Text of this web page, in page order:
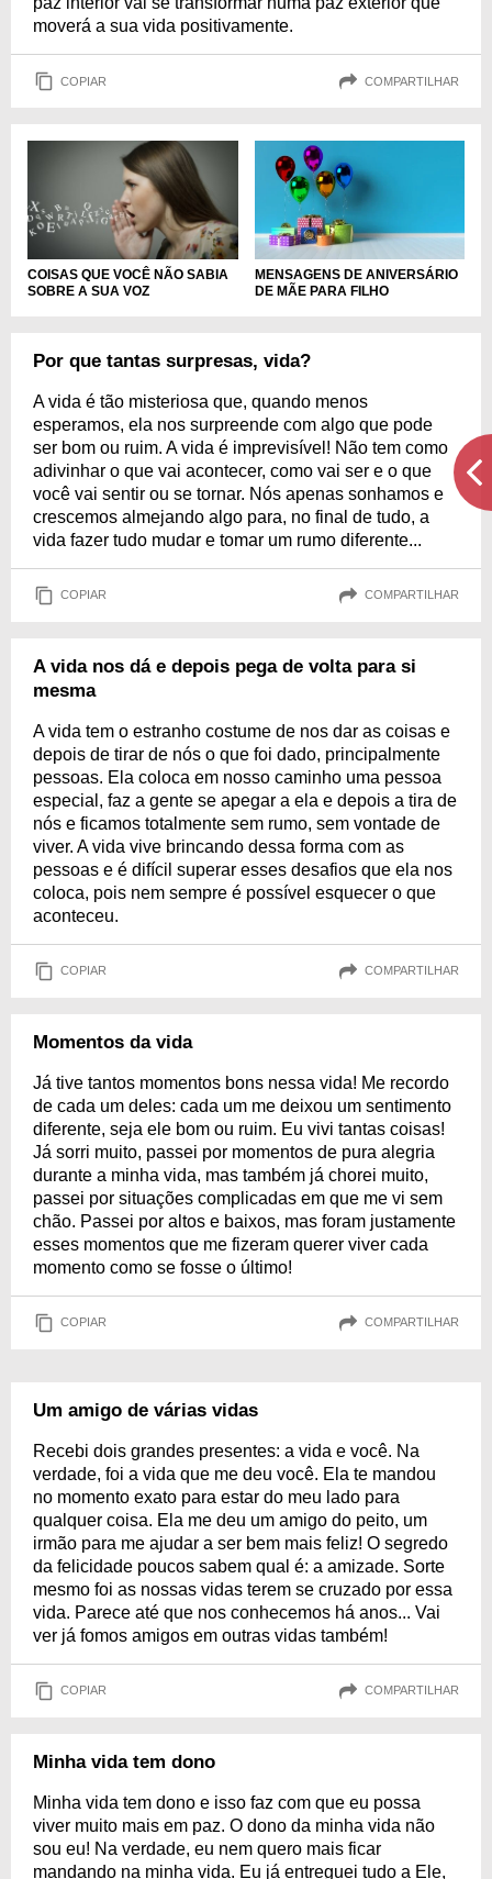
moverá a sua vida positivamente.
COPIAR COMPARTILHAR
COISAS QUE VOCÊ NÃO SABIA
SOBRE A SUA VOZ
MENSAGENS DE ANIVERSÁRIO
DE MÃE PARA FILHO
Por que tantas surpresas, vida?
A vida é tão misteriosa que, quando menos
esperamos, ela nos surpreende com algo que pode
ser bom ou ruim. A vida é imprevisível! Não tem como
adivinhar o que vai acontecer, como vai ser e o que
você vai sentir ou se tornar. Nós apenas sonhamos e
crescemos almejando algo para, no final de tudo, a
vida fazer tudo mudar e tomar um rumo diferente...
COPIAR COMPARTILHAR
A vida nos dá e depois pega de volta para si
mesma
A vida tem o estranho costume de nos dar as coisas e
depois de tirar de nós o que foi dado, principalmente
pessoas. Ela coloca em nosso caminho uma pessoa
especial, faz a gente se apegar a ela e depois a tira de
nós e ficamos totalmente sem rumo, sem vontade de
viver. A vida vive brincando dessa forma com as
pessoas e é difícil superar esses desafios que ela nos
coloca, pois nem sempre é possível esquecer o que
aconteceu.
COPIAR COMPARTILHAR
Momentos da vida
Já tive tantos momentos bons nessa vida! Me recordo
de cada um deles: cada um me deixou um sentimento
diferente, seja ele bom ou ruim. Eu vivi tantas coisas!
Já sorri muito, passei por momentos de pura alegria
durante a minha vida, mas também já chorei muito,
passei por situações complicadas em que me vi sem
chão. Passei por altos e baixos, mas foram justamente
esses momentos que me fizeram querer viver cada
momento como se fosse o último!
COPIAR COMPARTILHAR
Um amigo de várias vidas
Recebi dois grandes presentes: a vida e você. Na
verdade, foi a vida que me deu você. Ela te mandou
no momento exato para estar do meu lado para
qualquer coisa. Ela me deu um amigo do peito, um
irmão para me ajudar a ser bem mais feliz! O segredo
da felicidade poucos sabem qual é: a amizade. Sorte
mesmo foi as nossas vidas terem se cruzado por essa
vida. Parece até que nos conhecemos há anos... Vai
ver já fomos amigos em outras vidas também!
COPIAR COMPARTILHAR
Minha vida tem dono
Minha vida tem dono e isso faz com que eu possa
viver muito mais em paz. O dono da minha vida não
sou eu! Na verdade, eu nem quero mais ficar
mandando na minha vida. Eu já entreguei tudo a Ele,